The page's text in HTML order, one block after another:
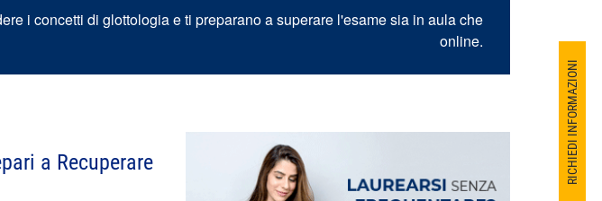
RICHIEDI INFORMAZIONI
i concetti di glottologia e ti preparano a superare l'esame sia in aula che
online.
a Recuperare